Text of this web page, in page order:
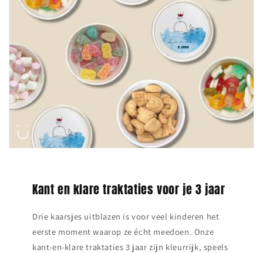
Kant en klare traktaties voor je 3 jaar
Drie kaarsjes uitblazen is voor veel kinderen het
eerste moment waarop ze écht meedoen. Onze
kant‑en‑klare traktaties 3 jaar zijn kleurrijk, speels